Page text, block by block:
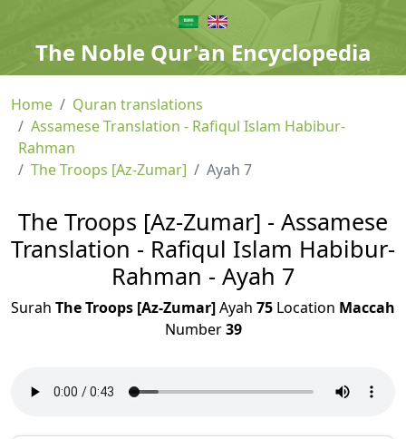
The Noble Qur'an Encyclopedia
Home
Quran translations
Assamese Translation - Rafiqul Islam Habibur-
Rahman
The Troops [Az-Zumar]
Ayah 7
The Troops [Az-Zumar] - Assamese
Translation - Rafiqul Islam Habibur-
Rahman - Ayah 7
Surah The Troops [Az-Zumar]Ayah 75 Location Maccah
Number39